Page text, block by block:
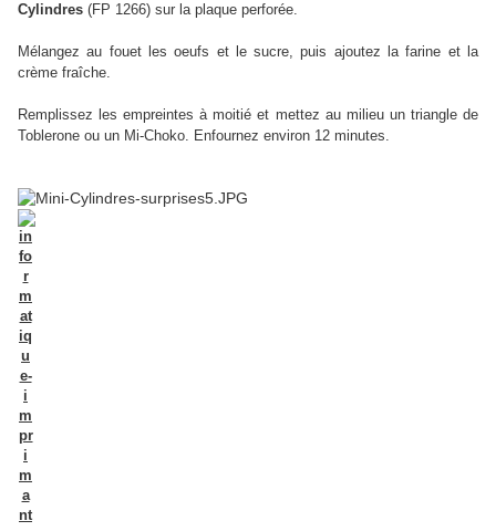
Cylindres (FP 1266) sur la plaque perforée.
Mélangez au fouet les oeufs et le sucre, puis ajoutez la farine et la
crème fraîche.
Remplissez les empreintes à moitié et mettez au milieu un triangle de
Toblerone ou un Mi-Choko. Enfournez environ 12 minutes.